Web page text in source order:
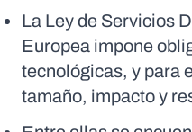
La Ley de Servicios
Europea impone
tecnológicas, y para
tamaño, impacto y